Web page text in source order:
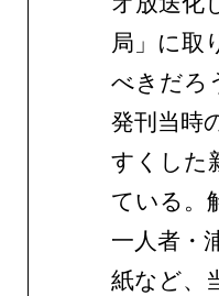
局」に取
べきだろ
発刊当時
すくした
ている。
一人者・
紙など、